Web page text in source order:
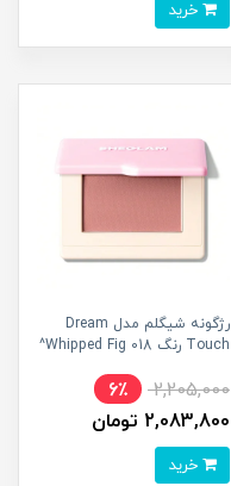
رژگونه شیگلم مدل Dream
Touch رنگ 018 Whipped Fig^
2,205,000
6٪
2,083,800 تومان